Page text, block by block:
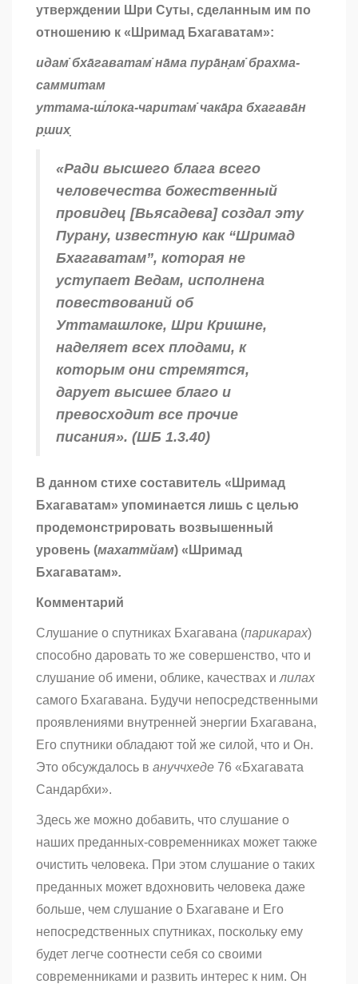
утверждении Шри Суты, сделанным им по
отношению к «Шримад Бхагаватам»:
идам̇ бха̄гаватам̇ на̄ма пура̄н̣ам̇ брахма-
саммитам
уттама-ш́лока-чаритам̇ чака̄ра бхагава̄н
р̣ших̣
«Ради высшего блага всего
человечества божественный
провидец [Вьясадева] создал эту
Пурану, известную как “Шримад
Бхагаватам”, которая не
уступает Ведам, исполнена
повествований об
Уттамашлоке, Шри Кришне,
наделяет всех плодами, к
которым они стремятся,
дарует высшее благо и
превосходит все прочие
писания». (ШБ 1.3.40)
В данном стихе составитель «Шримад
Бхагаватам» упоминается лишь с целью
продемонстрировать возвышенный
уровень (махатмйам) «Шримад
Бхагаватам».
Комментарий
Слушание о спутниках Бхагавана (парикарах)
способно даровать то же совершенство, что и
слушание об имени, облике, качествах и лилах
самого Бхагавана. Будучи непосредственными
проявлениями внутренней энергии Бхагавана,
Его спутники обладают той же силой, что и Он.
Это обсуждалось в ануччхеде 76 «Бхагавата
Сандарбхи».
Здесь же можно добавить, что слушание о
наших преданных-современниках может также
очистить человека. При этом слушание о таких
преданных может вдохновить человека даже
больше, чем слушание о Бхагаване и Его
непосредственных спутниках, поскольку ему
будет легче соотнести себя со своими
современниками и развить интерес к ним. Он